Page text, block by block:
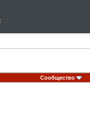
Сообщество